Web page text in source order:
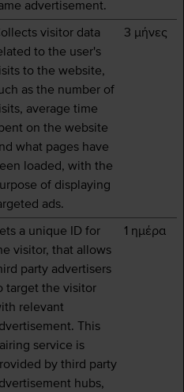
advertisement.
visitor data
to the user's
to the website,
as the number of
average time
on the website
what pages have
loaded, with the
of displaying
ads.
3 μήνες
a unique ID for
visitor, that allows
party advertisers
target the visitor
relevant
This
service is
by third party
hubs,
1 ημέρα